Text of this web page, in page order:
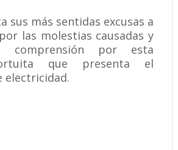
sus más sentidas excusas a
las molestias causadas y
comprensión por esta
que presenta el
electricidad.